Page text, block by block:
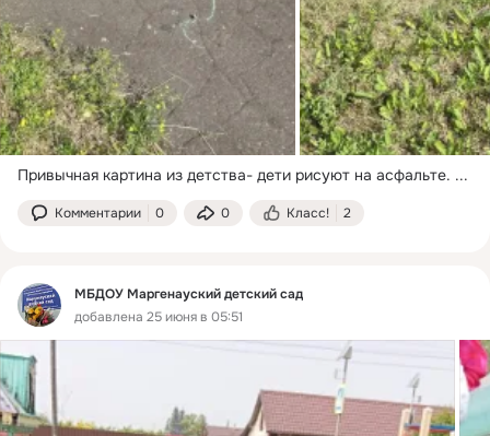
Привычная картина из детства- дети рисуют на асфальте. ...
Комментарии 0 0 Класс! 2
МБДОУ Маргенауский детский сад
добавлена 25 июня в 05:51